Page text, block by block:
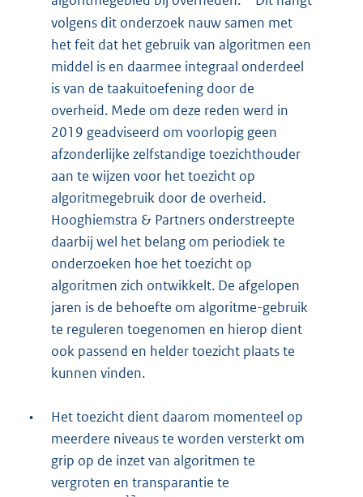
volgens dit onderzoek nauw samen met
het feit dat het gebruik van algoritmen een
middel is en daarmee integraal onderdeel
is van de taakuitoefening door de
overheid. Mede om deze reden werd in
2019 geadviseerd om voorlopig geen
afzonderlijke zelfstandige toezichthouder
aan te wijzen voor het toezicht op
algoritmegebruik door de overheid.
Hooghiemstra & Partners onderstreepte
daarbij wel het belang om periodiek te
onderzoeken hoe het toezicht op
algoritmen zich ontwikkelt. De afgelopen
jaren is de behoefte om algoritme-gebruik
te reguleren toegenomen en hierop dient
ook passend en helder toezicht plaats te
kunnen vinden.
•
Het toezicht dient daarom momenteel op
meerdere niveaus te worden versterkt om
grip op de inzet van algoritmen te
vergroten en transparantie te